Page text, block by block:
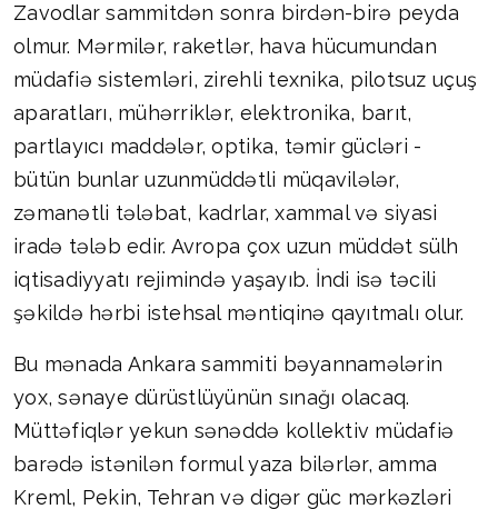
Zavodlar sammitdən sonra birdən-birə peyda
olmur. Mərmilər, raketlər, hava hücumundan
müdafiə sistemləri, zirehli texnika, pilotsuz uçuş
aparatları, mühərriklər, elektronika, barıt,
partlayıcı maddələr, optika, təmir gücləri -
bütün bunlar uzunmüddətli müqavilələr,
zəmanətli tələbat, kadrlar, xammal və siyasi
iradə tələb edir. Avropa çox uzun müddət sülh
iqtisadiyyatı rejimində yaşayıb. İndi isə təcili
şəkildə hərbi istehsal məntiqinə qayıtmalı olur.
Bu mənada Ankara sammiti bəyannamələrin
yox, sənaye dürüstlüyünün sınağı olacaq.
Müttəfiqlər yekun sənəddə kollektiv müdafiə
barədə istənilən formul yaza bilərlər, amma
Kreml, Pekin, Tehran və digər güc mərkəzləri